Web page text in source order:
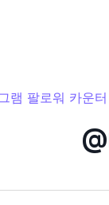
램 팔로워 카운